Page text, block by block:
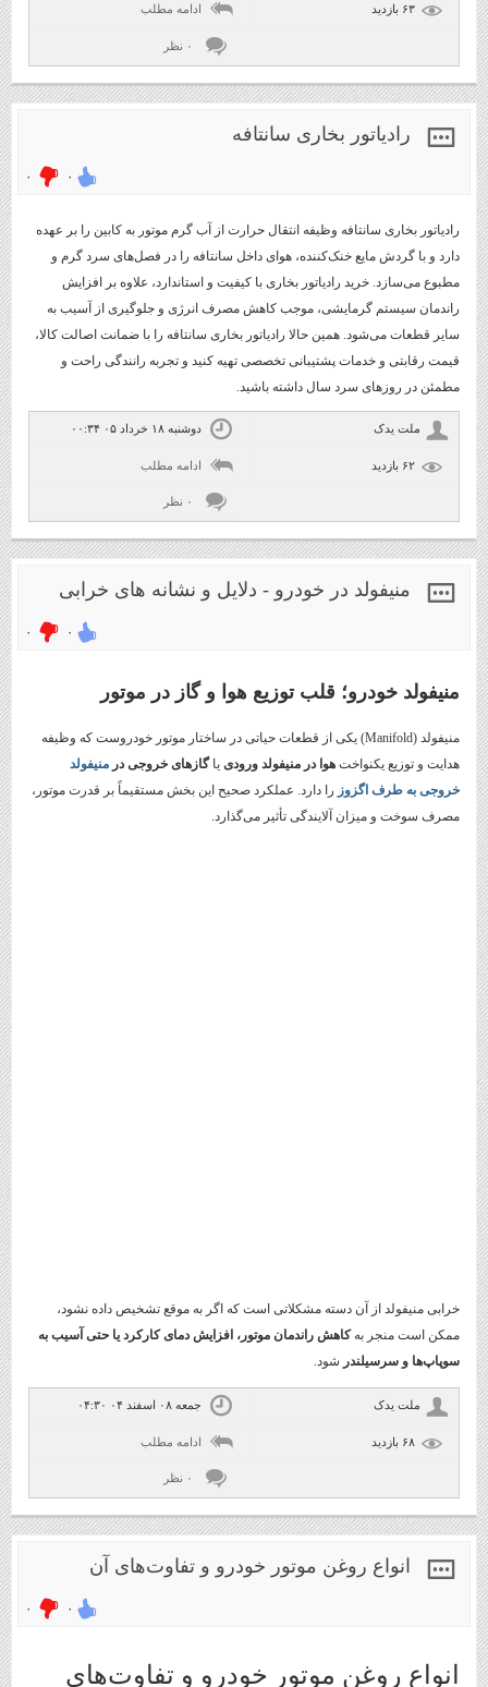
ادامه مطلب
۰ نظر
رادیاتور بخاری سانتافه
۰ ۰
رادیاتور بخاری سانتافه وظیفه انتقال حرارت از آب گرم موتور به کابین را بر عهده
دارد و با گردش مایع خنک‌کننده، هوای داخل سانتافه را در فصل‌های سرد گرم و
مطبوع می‌سازد. خرید رادیاتور بخاری با کیفیت و استاندارد، علاوه بر افزایش
راندمان سیستم گرمایشی، موجب کاهش مصرف انرژی و جلوگیری از آسیب به
سایر قطعات می‌شود. همین حالا رادیاتور بخاری سانتافه را با ضمانت اصالت کالا،
قیمت رقابتی و خدمات پشتیبانی تخصصی تهیه کنید و تجربه رانندگی راحت و
مطمئن در روزهای سرد سال داشته باشید.
ملت یدک دوشنبه ۱۸ خرداد ۰۵ ۰۰:۳۴
ادامه مطلب
۰ نظر
منیفولد در خودرو - دلایل و نشانه های خرابی
۰ ۰
منیفولد خودرو؛ قلب توزیع هوا و گاز در موتور
منیفولد (Manifold) یکی از قطعات حیاتی در ساختار موتور خودروست که وظیفه
هدایت و توزیع یکنواخت هوا در منیفولد ورودی یاگازهای خروجی در منیفولد
خروجی به طرف اگزوز را دارد. عملکرد صحیح این بخش مستقیماً بر قدرت موتور،
مصرف سوخت و میزان آلایندگی تأثیر می‌گذارد.
خرابی منیفولد از آن دسته مشکلاتی است که اگر به موقع تشخیص داده نشود،
ممکن است منجر بهکاهش راندمان موتور، افزایش دمای کارکرد یا حتی آسیب به
سوپاپ‌ها و سرسیلندر شود.
ملت یدک جمعه ۰۸ اسفند ۰۴ ۰۴:۳۰
ادامه مطلب
۰ نظر
انواع روغن موتور خودرو و تفاوت‌های آن
۰ ۰
انواع روغن موتور خودرو و تفاوت‌های